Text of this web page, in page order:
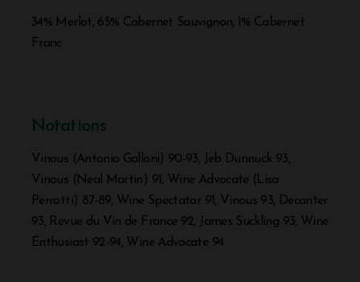
34% Merlot, 65% Cabernet Sauvignon, 1% Cabernet
Franc
Notations
Vinous (Antonio Galloni) 90-93, Jeb Dunnuck 93,
Vinous (Neal Martin) 91, Wine Advocate (Lisa
Perrotti) 87-89, Wine Spectator 91, Vinous 93, Decanter
93, Revue du Vin de France 92, James Suckling 93, Wine
Enthusiast 92-94, Wine Advocate 94